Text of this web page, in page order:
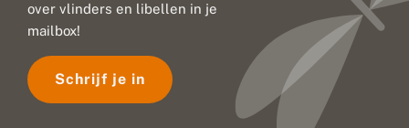
over vlinders en libellen in je
mailbox!
Schrijf je in